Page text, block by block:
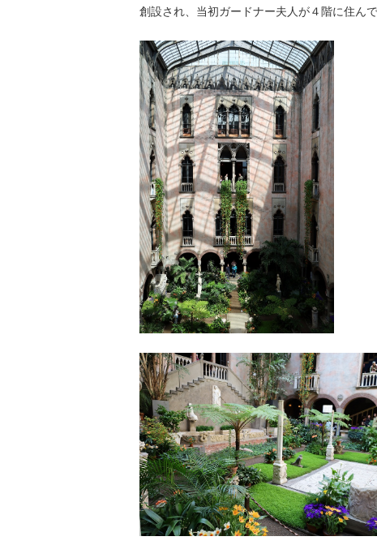
創設され、当初ガードナー夫人が４階に住んで